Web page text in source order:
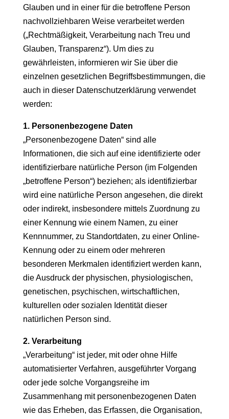
Glauben und in einer für die betroffene Person
nachvollziehbaren Weise verarbeitet werden
(„Rechtmäßigkeit, Verarbeitung nach Treu und
Glauben, Transparenz“). Um dies zu
gewährleisten, informieren wir Sie über die
einzelnen gesetzlichen Begriffsbestimmungen, die
auch in dieser Datenschutzerklärung verwendet
werden:
1. Personenbezogene Daten
„Personenbezogene Daten“ sind alle
Informationen, die sich auf eine identifizierte oder
identifizierbare natürliche Person (im Folgenden
„betroffene Person“) beziehen; als identifizierbar
wird eine natürliche Person angesehen, die direkt
oder indirekt, insbesondere mittels Zuordnung zu
einer Kennung wie einem Namen, zu einer
Kennnummer, zu Standortdaten, zu einer Online-
Kennung oder zu einem oder mehreren
besonderen Merkmalen identifiziert werden kann,
die Ausdruck der physischen, physiologischen,
genetischen, psychischen, wirtschaftlichen,
kulturellen oder sozialen Identität dieser
natürlichen Person sind.
2. Verarbeitung
„Verarbeitung“ ist jeder, mit oder ohne Hilfe
automatisierter Verfahren, ausgeführter Vorgang
oder jede solche Vorgangsreihe im
Zusammenhang mit personenbezogenen Daten
wie das Erheben, das Erfassen, die Organisation,